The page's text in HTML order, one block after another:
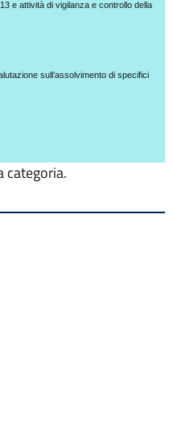
CLASSEVIVA
e attività di vigilanza e controllo della
sull’assolvimento di specifici
categoria.